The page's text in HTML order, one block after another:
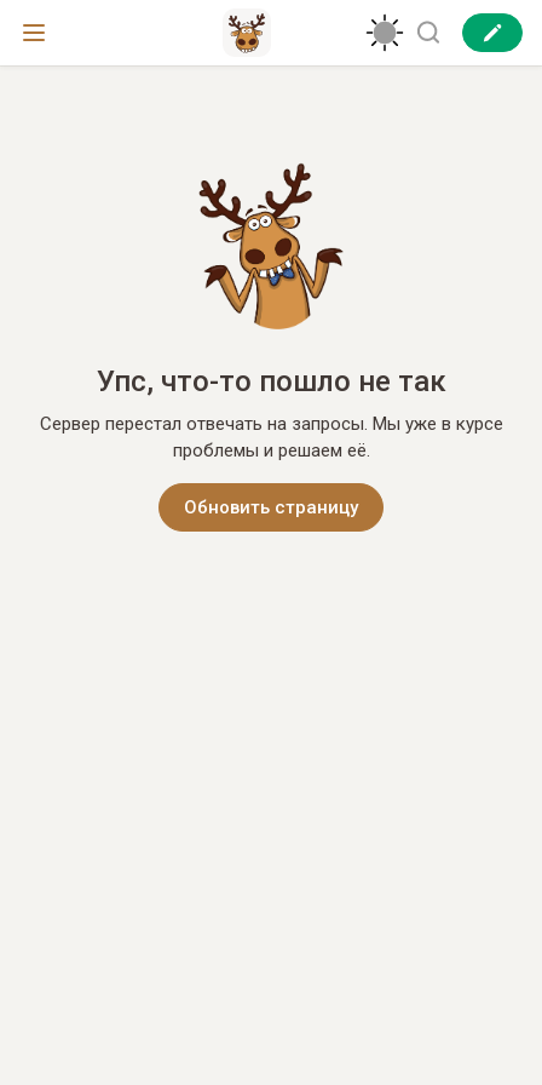
Упс, что-то пошло не так
Сервер перестал отвечать на запросы. Мы уже в курсе
проблемы и решаем её.
Обновить страницу